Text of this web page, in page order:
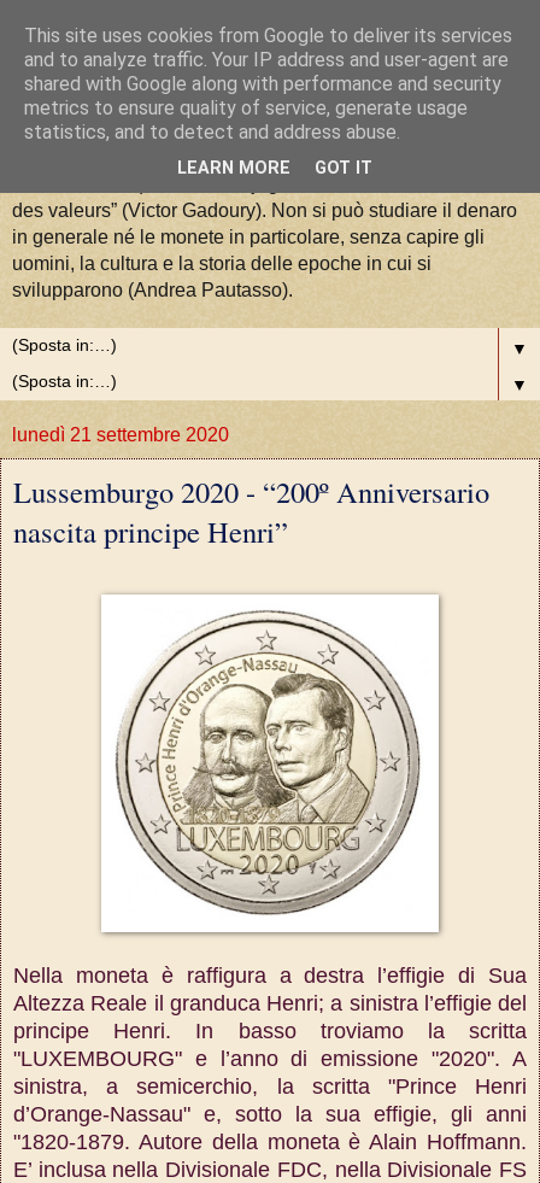
La Moneta tra Arte, Storia e
Valori
des valeurs” (Victor Gadoury). Non si può studiare il denaro
in generale né le monete in particolare, senza capire gli
uomini, la cultura e la storia delle epoche in cui si
svilupparono (Andrea Pautasso).
▼
▼
lunedì 21 settembre 2020
Lussemburgo 2020 - “200º Anniversario
nascita principe Henri”
Nella moneta è raffigura a destra l’effigie di Sua
Altezza Reale il granduca Henri; a sinistra l’effigie del
principe Henri. In basso troviamo la scritta
"LUXEMBOURG" e l’anno di emissione "2020". A
sinistra, a semicerchio, la scritta "Prince Henri
d’Orange-Nassau" e, sotto la sua effigie, gli anni
"1820-1879. Autore della moneta è Alain Hoffmann.
E’ inclusa nella Divisionale FDC, nella Divisionale FS
This site uses cookies from Google to deliver its services
and to analyze traffic. Your IP address and user-agent are
shared with Google along with performance and security
metrics to ensure quality of service, generate usage
statistics, and to detect and address abuse.
LEARN MORE GOT IT